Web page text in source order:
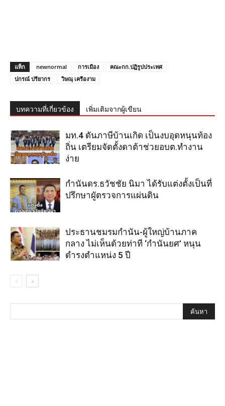
แท็ก newnormal การเมือง
คณะกก.ปฏิรูปประเทศ
ปกรณ์ ปรียากร
วิษณุ เครืองาม
บทความที่เกี่ยวข้อง เพิ่มเติมจากผู้เขียน
มท.4 ดันภาษีบ้านเกิด เป็นงบอุดหนุนท้อง
ถิ่น เตรียมจัดตั้งดาต้าช่วยอบต.ทำงาน
ง่าย
กำนันดร.ธวัชชัย นิมา ได้รับแต่งตั้งเป็นที่
ปรึกษาผูัตรวจการแผ่นดิน
ประธานชมรมกำนัน-ผู้ใหญ่บ้านภาค
กลาง ไม่เห็นด้วยท่าที ‘กำนันยศ’ หนุน
ดำรงตำแหน่ง 5 ปี